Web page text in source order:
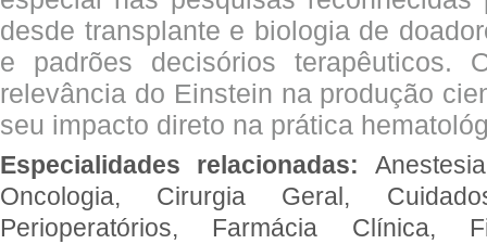
desde transplante e biologia de
e padrões decisórios terapêuticos.
relevância do Einstein na produção
seu impacto direto na prática
Especialidades relacionadas:
Oncologia, Cirurgia Geral,
Perioperatórios, Farmácia Clínica,